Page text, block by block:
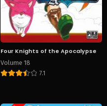
Four Knights of the Apocalypse
Volume 18
7.1